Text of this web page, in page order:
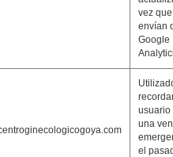
vez
envían
Google
usuario
una
el